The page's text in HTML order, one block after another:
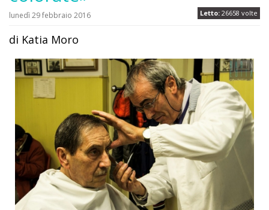
Letto: 26658 volte
lunedì 29 febbraio 2016
di Katia Moro